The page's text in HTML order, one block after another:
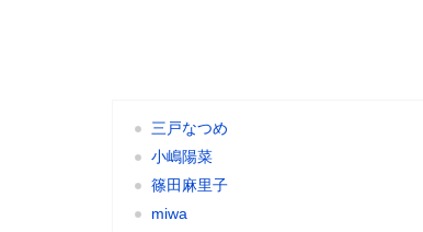
三戸なつめ
小嶋陽菜
篠田麻里子
miwa